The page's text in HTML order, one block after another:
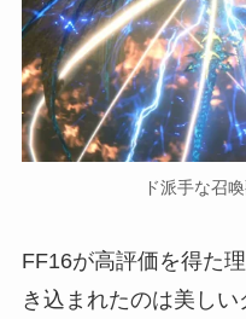
ド派手な召
FF16が高評価を得た
き込まれたのは美し